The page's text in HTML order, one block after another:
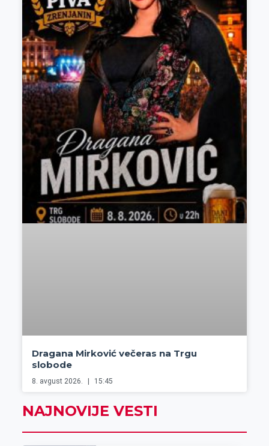
Dragana Mirković večeras na Trgu
slobode
8. avgust 2026. 15:45
NAJNOVIJE VESTI